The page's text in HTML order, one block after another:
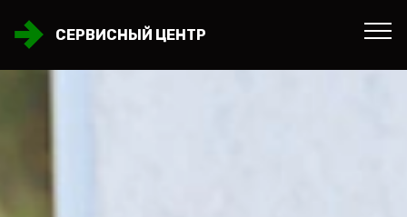
СЕРВИСНЫЙ ЦЕНТР